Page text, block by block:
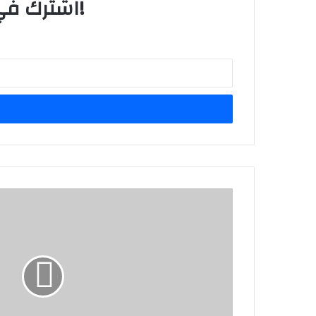
اشترك في قائمتنا البريدية للحصول على التحديثات الجديدة!